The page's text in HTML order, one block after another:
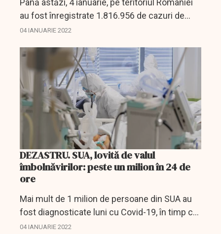
Până astăzi, 4 ianuarie, pe teritoriul României
au fost înregistrate 1.816.956 de cazuri de
infectare cu noul coronavirus (COVID – 19),
reinfectați,...
04 IANUARIE 2022
DEZASTRU. SUA, lovită de valul
îmbolnăvirilor: peste un milion în 24 de
ore
Mai mult de 1 milion de persoane din SUA au
fost diagnosticate luni cu Covid-19, în timp ce
un tsunami de omicroni inundă fiecare aspect
04 IANUARIE 2022